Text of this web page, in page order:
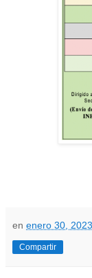
en enero 30, 2023
Compartir